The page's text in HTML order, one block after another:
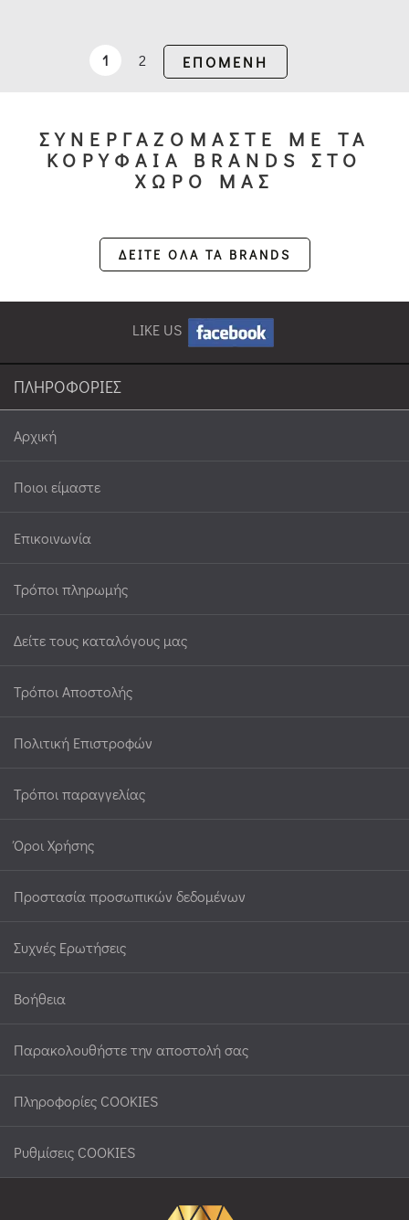
1 2 ΕΠΟΜΕΝΗ
ΣΥΝΕΡΓΑΖΟΜΑΣΤΕ ΜΕ ΤΑ
ΚΟΡΥΦΑΙΑ BRANDS ΣΤΟ
ΧΩΡΟ ΜΑΣ
ΔΕΙΤΕ ΟΛΑ ΤΑ BRANDS
LIKE US
ΠΛΗΡΟΦΟΡΙΕΣ
Αρχική
Ποιοι είμαστε
Επικοινωνία
Τρόποι πληρωμής
Δείτε τους καταλόγους μας
Τρόποι Αποστολής
Πολιτική Επιστροφών
Τρόποι παραγγελίας
Όροι Χρήσης
Προστασία προσωπικών δεδομένων
Συχνές Ερωτήσεις
Βοήθεια
Παρακολουθήστε την αποστολή σας
Πληροφορίες COOKIES
Ρυθμίσεις COOKIES